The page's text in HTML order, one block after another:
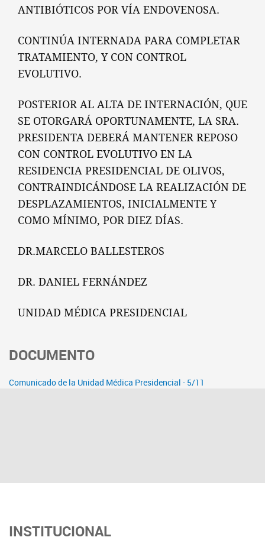
ANTIBIÓTICOS POR VÍA ENDOVENOSA.
CONTINÚA INTERNADA PARA COMPLETAR
TRATAMIENTO, Y CON CONTROL
EVOLUTIVO.
POSTERIOR AL ALTA DE INTERNACIÓN, QUE
SE OTORGARÁ OPORTUNAMENTE, LA SRA.
PRESIDENTA DEBERÁ MANTENER REPOSO
CON CONTROL EVOLUTIVO EN LA
RESIDENCIA PRESIDENCIAL DE OLIVOS,
CONTRAINDICÁNDOSE LA REALIZACIÓN DE
DESPLAZAMIENTOS, INICIALMENTE Y
COMO MÍNIMO, POR DIEZ DÍAS.
DR.MARCELO BALLESTEROS
DR. DANIEL FERNÁNDEZ
UNIDAD MÉDICA PRESIDENCIAL
DOCUMENTO
Comunicado de la Unidad Médica Presidencial - 5/11
INSTITUCIONAL